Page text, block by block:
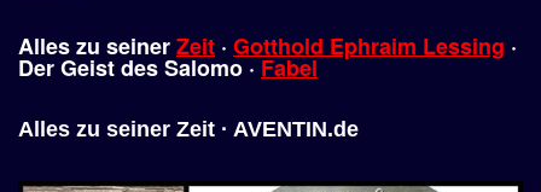
Alles zu seinerZeit · Gotthold Ephraim Lessing ·
Der Geist des Salomo ·Fabel
Alles zu seiner Zeit · AVENTIN.de